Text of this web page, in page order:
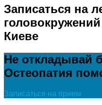
Записаться на
Киеве
Не откладывай
Остеопатия
Записаться на прием